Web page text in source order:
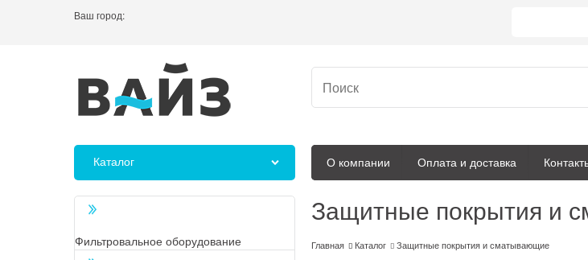
Ваш город:
Каталог О компании Оплата и доставка
Фильтровальное оборудование
Защитные покрытия и
Главная Каталог Защитные покрытия и сматывающие